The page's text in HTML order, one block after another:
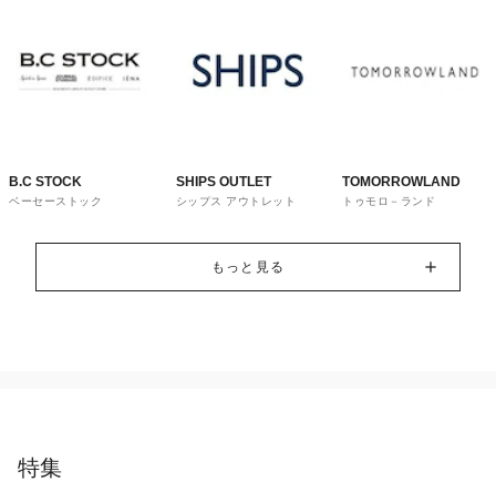
B.C STOCK
ベーセーストック
SHIPS OUTLET
シップス アウトレット
TOMORROWLAND
トゥモロ－ランド
もっと見る
特集